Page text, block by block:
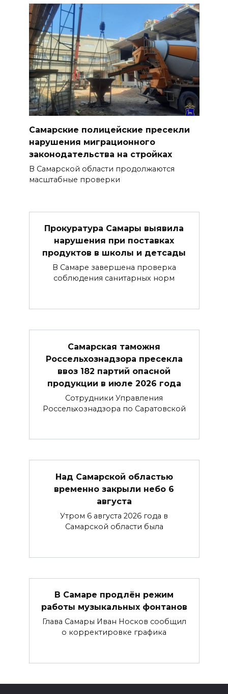
Самарские полицейские пресекли
нарушения миграционного
законодательства на стройках
В Самарской области продолжаются
масштабные проверки
Прокуратура Самары выявила
нарушения при поставках
продуктов в школы и детсады
В Самаре завершена проверка
соблюдения санитарных норм
Самарская таможня
Россельхознадзора пресекла
ввоз 182 партий опасной
продукции в июле 2026 года
Сотрудники Управления
Россельхознадзора по Саратовской
Над Самарской областью
временно закрыли небо 6
августа
Утром 6 августа 2026 года в
Самарской области была
В Самаре продлён режим
работы музыкальных фонтанов
Глава Самары Иван Носков сообщил
о корректировке графика